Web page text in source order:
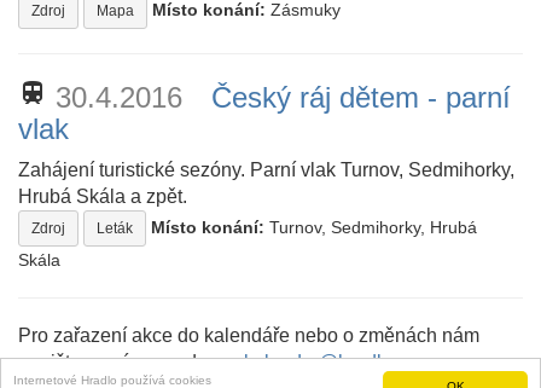
Internetové Hradlo používá cookies
Zdroj Mapa Místo konání: Zásmuky
train 30.4.2016
Český ráj dětem - parní
vlak
Zahájení turistické sezóny. Parní vlak Turnov, Sedmihorky,
Hrubá Skála a zpět.
Zdroj Leták Místo konání: Turnov, Sedmihorky, Hrubá
Skála
Pro zařazení akce do kalendáře nebo o změnách nám
napište prosím na adresu:kalendar@hradlo.cz.